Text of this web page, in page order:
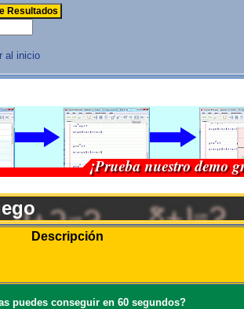
al inicio
Descripción
puedes conseguir en 60 segundos?